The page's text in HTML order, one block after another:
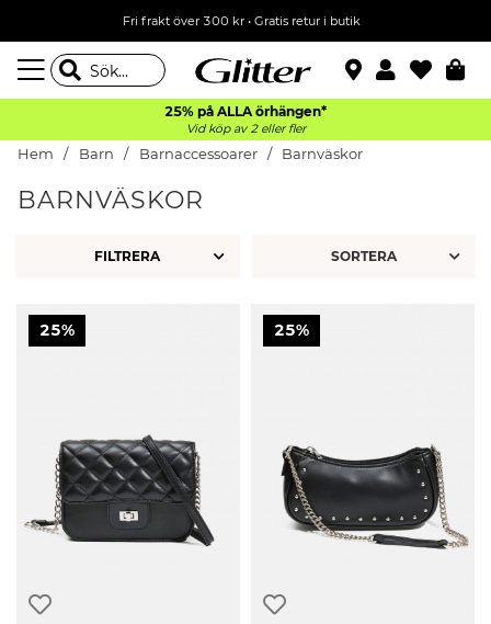
Fri frakt över 300 kr• Gratis retur i butik
25% på ALLA örhängen*
Vid köp av 2 eller fler
Hem Barn Barnaccessoarer Barnväskor
BARNVÄSKOR
FILTRERA
25% 25%